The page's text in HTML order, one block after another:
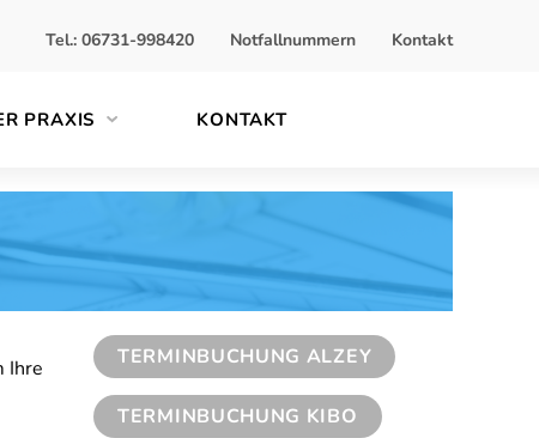
Tel.: 06731-998420 Notfallnummern Kontakt
PRAXIS KONTAKT
Ihre
TERMINBUCHUNG ALZEY
TERMINBUCHUNG KIBO